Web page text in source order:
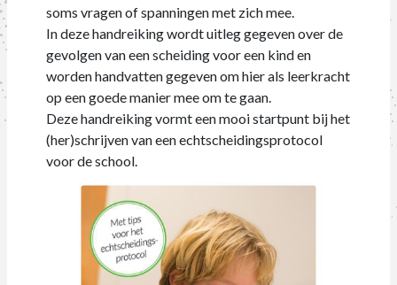
soms vragen of spanningen met zich mee.
In deze handreiking wordt uitleg gegeven over de
gevolgen van een scheiding voor een kind en
worden handvatten gegeven om hier als leerkracht
op een goede manier mee om te gaan.
Deze handreiking vormt een mooi startpunt bij het
(her)schrijven van een echtscheidingsprotocol
voor de school.